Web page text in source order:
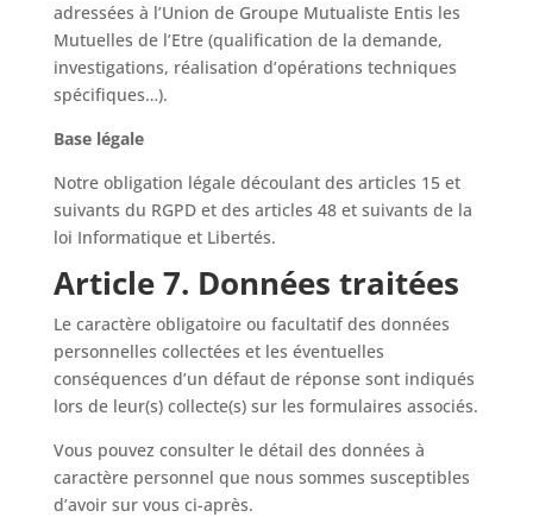
adressées à l’Union de Groupe Mutualiste Entis les
Mutuelles de l’Etre (qualification de la demande,
investigations, réalisation d’opérations techniques
spécifiques…).
Base légale
Notre obligation légale découlant des articles 15 et
suivants du RGPD et des articles 48 et suivants de la
loi Informatique et Libertés.
Article 7. Données traitées
Le caractère obligatoire ou facultatif des données
personnelles collectées et les éventuelles
conséquences d’un défaut de réponse sont indiqués
lors de leur(s) collecte(s) sur les formulaires associés.
Vous pouvez consulter le détail des données à
caractère personnel que nous sommes susceptibles
d’avoir sur vous ci-après.